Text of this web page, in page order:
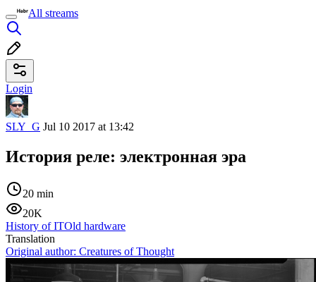
All streams
Login
SLY_G Jul 10 2017 at 13:42
История реле: электронная эра
20 min
20K
History of ITOld hardware
Translation
Original author: Creatures of Thought